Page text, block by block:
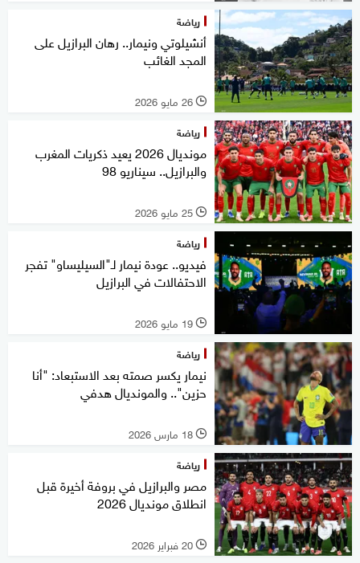
رياضة
أنشيلوتي ونيمار.. رهان البرازيل على
المجد الغائب
l 26 مايو 2026
رياضة
مونديال 2026 يعيد ذكريات المغرب
والبرازيل.. سيناريو 98
l 25 مايو 2026
رياضة
فيديو.. عودة نيمار لـ"السيليساو" تفجر
الاحتفالات في البرازيل
l 19 مايو 2026
رياضة
نيمار يكسر صمته بعد الاستبعاد: "أنا
حزين".. والمونديال هدفي
l 18 مارس 2026
رياضة
مصر والبرازيل في بروفة أخيرة قبل
انطلاق مونديال 2026
l 20 فبراير 2026